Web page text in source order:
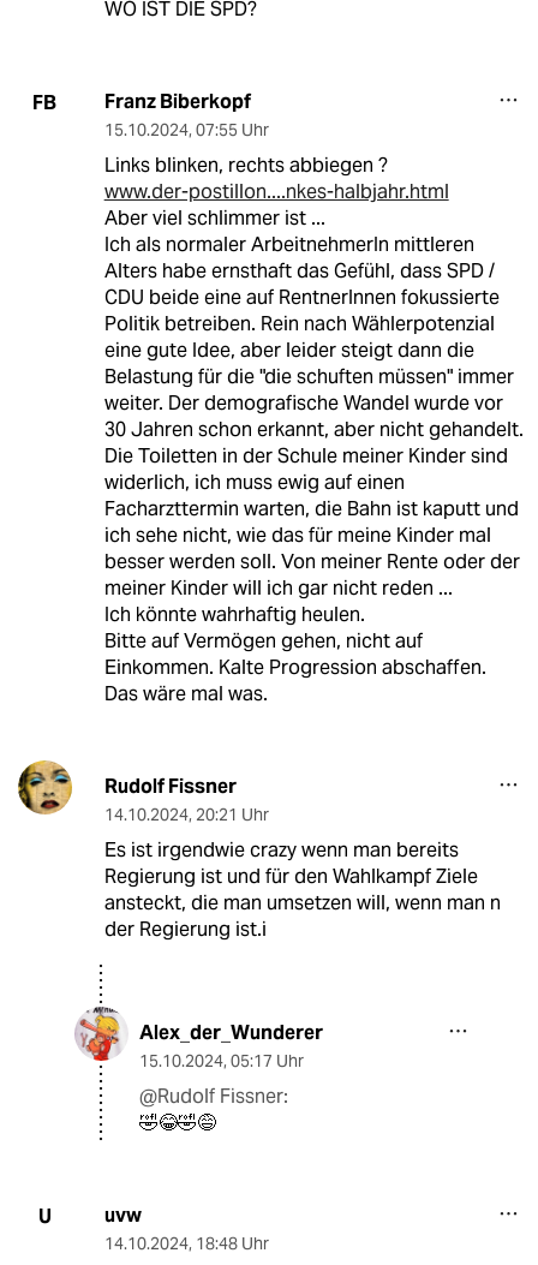
WO IST DIE SPD?
FB Franz Biberkopf
15.10.2024, 07:55 Uhr
Links blinken, rechts abbiegen ?
www.der-postillon....nkes-halbjahr.html
Aber viel schlimmer ist ...
Ich als normaler ArbeitnehmerIn mittleren
Alters habe ernsthaft das Gefühl, dass SPD /
CDU beide eine auf RentnerInnen fokussierte
Politik betreiben. Rein nach Wählerpotenzial
eine gute Idee, aber leider steigt dann die
Belastung für die "die schuften müssen" immer
weiter. Der demografische Wandel wurde vor
30 Jahren schon erkannt, aber nicht gehandelt.
Die Toiletten in der Schule meiner Kinder sind
widerlich, ich muss ewig auf einen
Facharzttermin warten, die Bahn ist kaputt und
ich sehe nicht, wie das für meine Kinder mal
besser werden soll. Von meiner Rente oder der
meiner Kinder will ich gar nicht reden ...
Ich könnte wahrhaftig heulen.
Bitte auf Vermögen gehen, nicht auf
Einkommen. Kalte Progression abschaffen.
Das wäre mal was.
Rudolf Fissner
14.10.2024, 20:21 Uhr
Es ist irgendwie crazy wenn man bereits
Regierung ist und für den Wahlkampf Ziele
ansteckt, die man umsetzen will, wenn man n
der Regierung ist.i
Alex_der_Wunderer
15.10.2024, 05:17 Uhr
@Rudolf Fissner:
🤣😂🤣😅
U uvw
14.10.2024, 18:48 Uhr